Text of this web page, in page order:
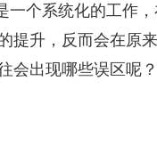
一个系统化的工作
提升，反而会在原
会出现哪些误区呢？